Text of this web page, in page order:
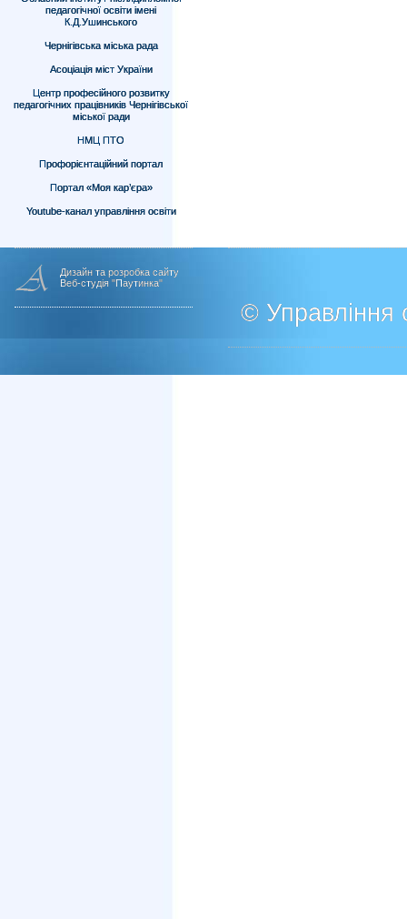
педагогічної освіти імені
К.Д.Ушинського
Чернігівська міська рада
Асоціація міст України
Центр професійного розвитку
педагогічних працівників Чернігівської
міської ради
НМЦ ПТО
Профорієнтаційний портал
Портал «Моя кар’єра»
Youtube-канал управління освіти
Дизайн та розробка сайту
Веб-студія "Паутинка"
© Управління